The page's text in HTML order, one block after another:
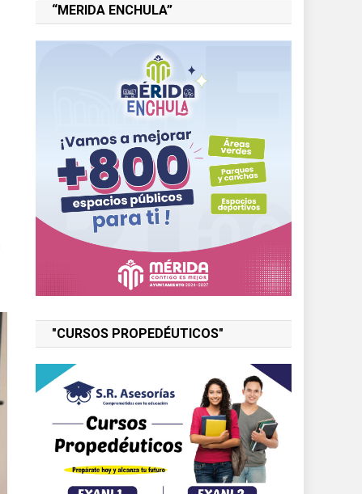
“MERIDA ENCHULA”
"CURSOS PROPEDÉUTICOS"